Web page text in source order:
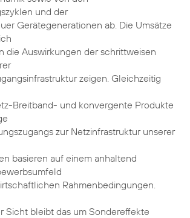
und der
Gerätegenerationen ab. Die Umsätze
die Auswirkungen der schrittweisen
zeigen. Gleichzeitig
Breitband- und konvergente Produkte
zur Netzinfrastruktur unserer
basieren auf einem anhaltend
Rahmenbedingungen.
Sicht bleibt das um Sondereffekte